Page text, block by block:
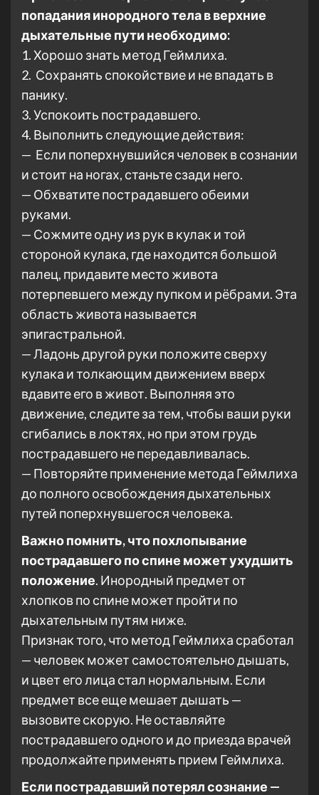
попадания инородного тела в верхние
дыхательные пути необходимо:
1. Хорошо знать метод Геймлиха.
2. Сохранять спокойствие и не впадать в
панику.
3. Успокоить пострадавшего.
4. Выполнить следующие действия:
— Если поперхнувшийся человек в сознании
и стоит на ногах, станьте сзади него.
— Обхватите пострадавшего обеими
руками.
— Сожмите одну из рук в кулак и той
стороной кулака, где находится большой
палец, придавите место живота
потерпевшего между пупком и рёбрами. Эта
область живота называется
эпигастральной.
— Ладонь другой руки положите сверху
кулака и толкающим движением вверх
вдавите его в живот. Выполняя это
движение, следите за тем, чтобы ваши руки
сгибались в локтях, но при этом грудь
пострадавшего не передавливалась.
— Повторяйте применение метода Геймлиха
до полного освобождения дыхательных
путей поперхнувшегося человека.
Важно помнить, что похлопывание
пострадавшего по спине может ухудшить
положение. Инородный предмет от
хлопков по спине может пройти по
дыхательным путям ниже.
Признак того, что метод Геймлиха сработал
— человек может самостоятельно дышать,
и цвет его лица стал нормальным. Если
предмет все еще мешает дышать —
вызовите скорую. Не оставляйте
пострадавшего одного и до приезда врачей
продолжайте применять прием Геймлиха.
Если пострадавший потерял сознание —